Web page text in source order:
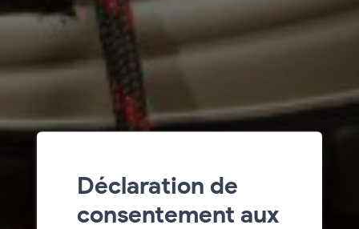
Déclaration de
consentement aux